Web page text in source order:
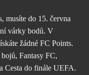
musíte do 15. června
várky bodů. V
žádné FC Points.
Fantasy FC,
Cesta do finále UEFA.